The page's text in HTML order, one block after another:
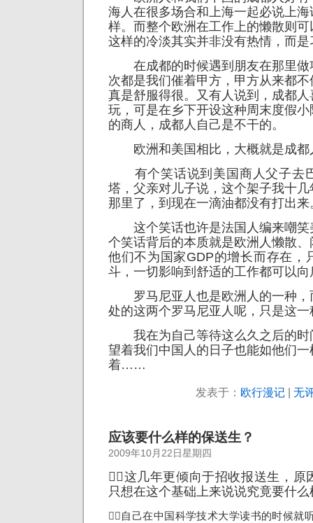
海人在很多场合和上海一起必说上
样。而整个欧洲在工作上的懒散则
这样的冷淡其实并非没有热情，而
在成都的时候遇到朋友在那里做
次都是我们催着甲方，甲方从来都
真是舒服得很。又有人说到，成都
玩，可是在乡下开设这种周末度假
的商人，成都人自己是不干的。
欧洲和美国相比，大概就是成都
有个笑话说到美国商人父子去
塔，父亲对儿子说，这个架子我十
那里了，到现在一滴油都没有打出来
这个笑话也许是法国人编来嘲笑
个笑话背后的本质就是欧洲人懒散
他们不为国家GDP的增长而存在，
斗，一切影响到舒适的工作都可以向
罗马尼亚人也是欧洲人的一种，
处的这两个罗马尼亚人呢，只是这
我在为自己等待这么久之后的时
望着我们中国人的日子也能如他们
着……
发表于： 欧行漫记| 无
应该要什么样的保送生？
2009年10月22日星期四
这几年更倾向于招收报送生，原
只想在这个基础上来说说究竟要什
自己在中国科学技术大学读书的时候就